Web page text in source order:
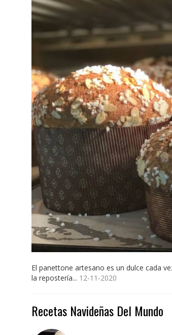
El panettone artesano es un dulce cada
la repostería... 12-11-2020
Recetas Navideñas Del Mundo